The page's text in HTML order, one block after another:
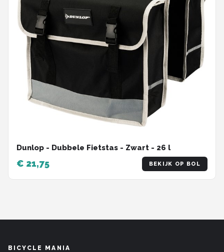
Dunlop - Dubbele Fietstas - Zwart - 26 l
€ 21,75 BEKIJK OP BOL
BICYCLE MANIA